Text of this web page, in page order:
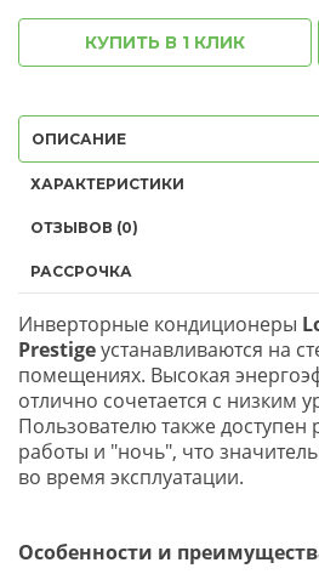
КУПИТЬ В 1 КЛИК
ОПИСАНИЕ
ХАРАКТЕРИСТИКИ
ОТЗЫВОВ (0)
РАССРОЧКА
Инверторные кондиционеры
Prestigeустанавливаются на
помещениях. Высокая
отлично сочетается с низким
Пользователю также доступен
работы и "ночь", что
во время эксплуатации.
Особенности и